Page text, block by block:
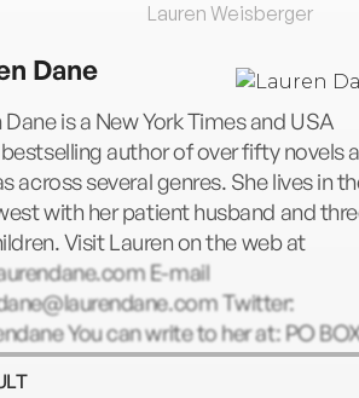
Lauren Weisberger
Dane
Dane is a New York Times and USA
author of over fifty novels
across several genres. She lives in
with her patient husband and
Visit Lauren on the web at
E-mail
Twitter:
You can write to her at: PO
WA 98145